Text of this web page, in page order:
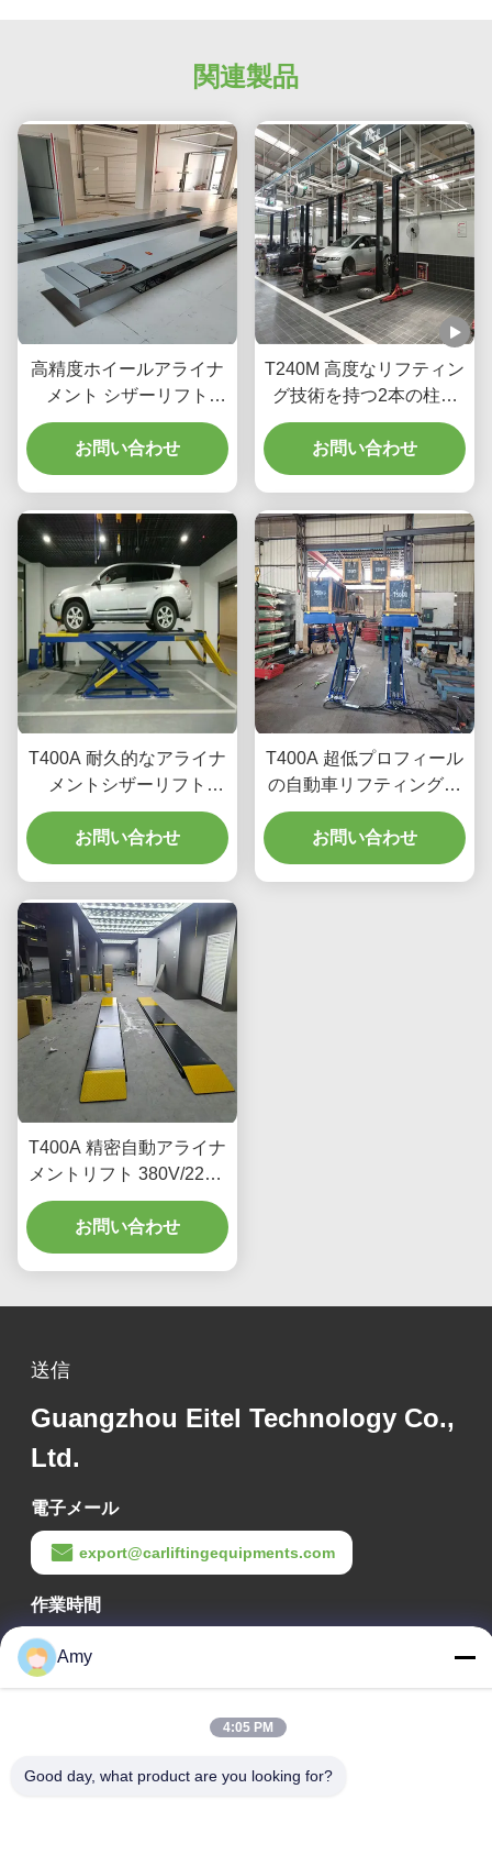
関連製品
高精度ホイールアライナ
メント シザーリフト
T400D 4000kg ワークシ
ョップ容量
お問い合わせ
T240M 高度なリフティン
グ技術を持つ2本の柱の
ガントリーカーリフティ
ング機器
お問い合わせ
T400A 耐久的なアライナ
メントシザーリフト
4000kg 滑らかなリフト
お問い合わせ
T400A 超低プロフィール
の自動車リフティング機
器
お問い合わせ
T400A 精密自動アライナ
メントリフト 380V/220V
低プロフィール設計
お問い合わせ
送信
Guangzhou Eitel Technology Co.,
Ltd.
電子メール
export@carliftingequipments.com
作業時間
09:00-18:00
住所
Amy
4:05 PM
Good day, what product are you looking for?